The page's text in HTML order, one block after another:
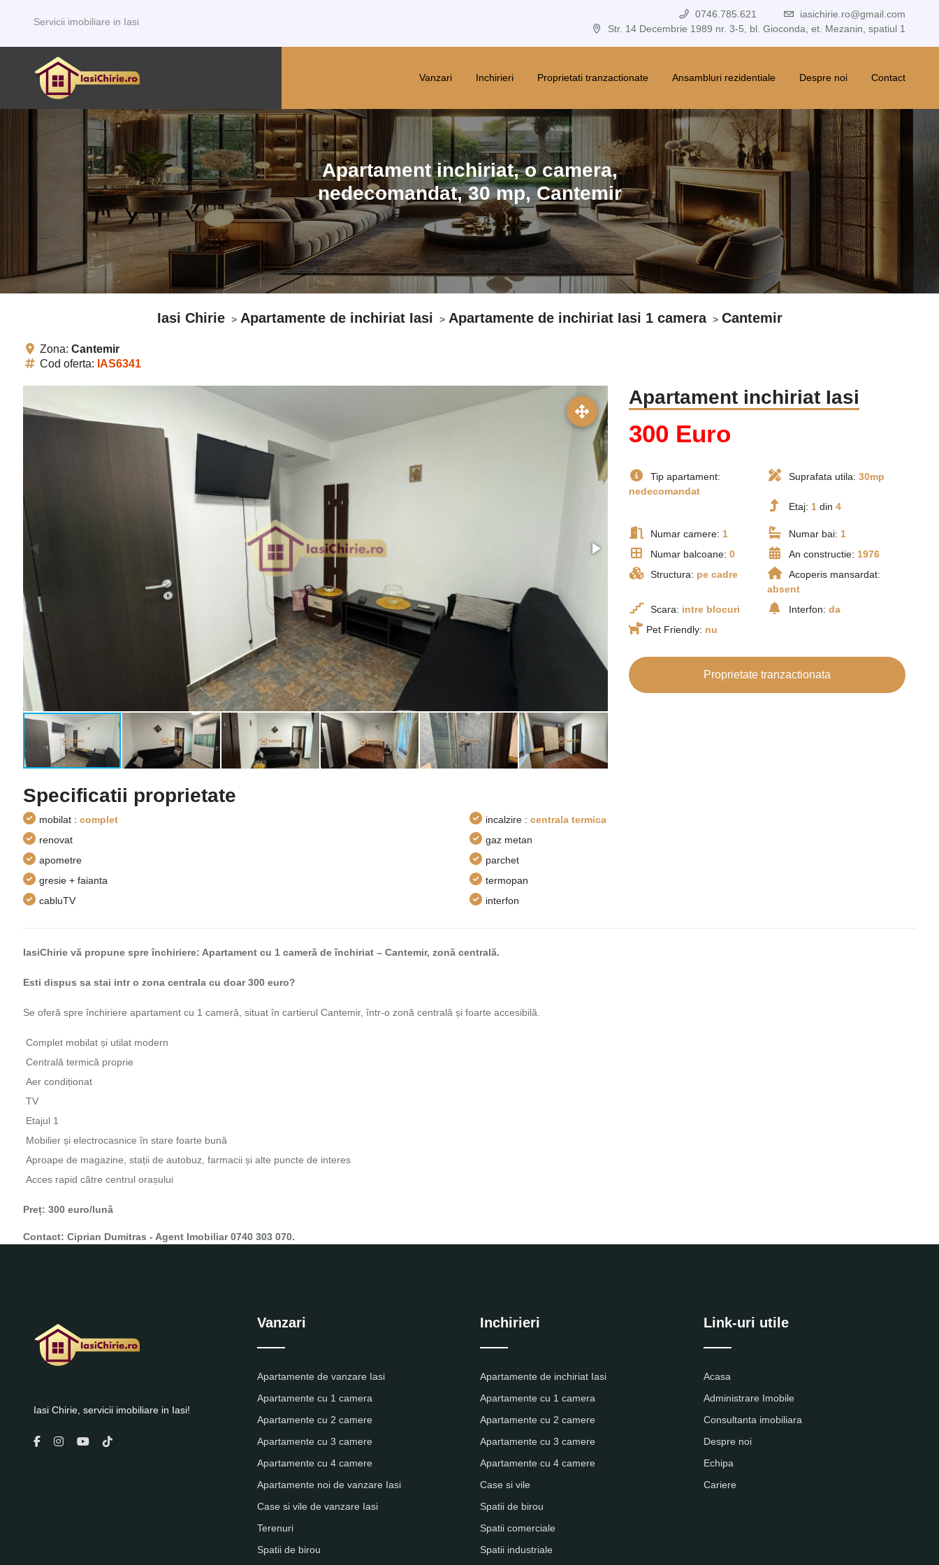
Servicii imobiliare in Iasi
0746.785.621
iasichirie.ro@gmail.com
Str. 14 Decembrie 1989 nr. 3-5, bl. Gioconda, et. Mezanin, spatiul 1
Vanzari Inchirieri Proprietati tranzactionate Ansambluri rezidentiale Despre noi Contact
Apartament inchiriat, o camera,
nedecomandat,30mp,Cantemir
Iasi Chirie Apartamente de inchiriat Iasi Apartamente de inchiriat Iasi 1 camera Cantemir
Zona: Cantemir
Cod oferta: IAS6341
Apartament inchiriat Iasi
300 Euro
Tip apartament:
nedecomandat
Suprafata utila: 30mp
Etaj: 1din 4
Numar camere: 1 Numar bai: 1
Numar balcoane: 0 An constructie: 1976
Structura: pe cadre
Acoperis mansardat:
absent
Scara: intre blocuri Interfon: da
Pet Friendly: nu
Proprietate tranzactionata
Specificatii proprietate
mobilat : complet incalzire : centrala termica
renovat
gaz metan
apometre
parchet
gresie + faianta
termopan
cabluTV
interfon
IasiChirie vă propune spre închiriere: Apartament cu 1 cameră de închiriat – Cantemir, zonă centrală.
Esti dispus sa stai intr o zona centrala cu doar 300 euro?
Se oferă spre închiriere apartament cu 1 cameră, situat în cartierul Cantemir, într-o zonă centrală și foarte accesibilă.
Complet mobilat și utilat modern
Centrală termică proprie
Aer condiționat
TV
Etajul 1
Mobilier și electrocasnice în stare foarte bună
Aproape de magazine, stații de autobuz, farmacii și alte puncte de interes
Acces rapid către centrul orașului
Preț: 300 euro/lună
Contact: Ciprian Dumitras - Agent Imobiliar 0740 303 070.
Iasi Chirie, servicii imobiliare in Iasi!
Vanzari
Apartamente de vanzare Iasi
Apartamente cu 1 camera
Apartamente cu 2 camere
Apartamente cu 3 camere
Apartamente cu 4 camere
Apartamente noi de vanzare Iasi
Case si vile de vanzare Iasi
Terenuri
Spatii de birou
Inchirieri
Apartamente de inchiriat Iasi
Apartamente cu 1 camera
Apartamente cu 2 camere
Apartamente cu 3 camere
Apartamente cu 4 camere
Case si vile
Spatii de birou
Spatii comerciale
Spatii industriale
Link-uri utile
Acasa
Administrare Imobile
Consultanta imobiliara
Despre noi
Echipa
Cariere